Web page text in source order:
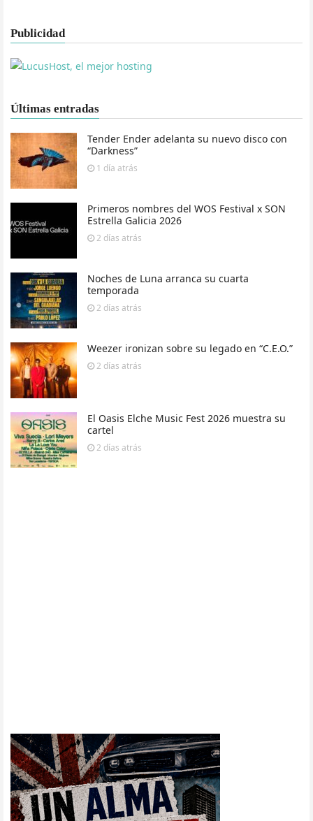
Publicidad
Últimas entradas
Tender Ender adelanta su nuevo disco con
“Darkness”
1 día atrás
Primeros nombres del WOS Festival x SON
Estrella Galicia 2026
2 días atrás
Noches de Luna arranca su cuarta
temporada
2 días atrás
Weezer ironizan sobre su legado en “C.E.O.”
2 días atrás
El Oasis Elche Music Fest 2026 muestra su
cartel
2 días atrás